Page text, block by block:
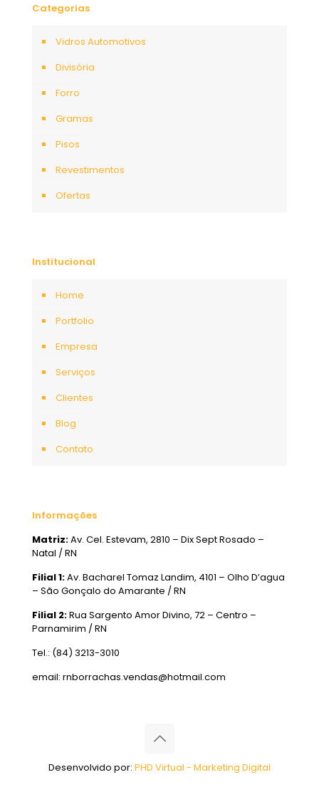
Categorias
Vidros Automotivos
Divisória
Forro
Gramas
Pisos
Revestimentos
Ofertas
Institucional
Home
Portfolio
Empresa
Serviços
Clientes
Blog
Contato
Informações
Matriz:Av. Cel. Estevam, 2810 – Dix Sept Rosado –
Natal / RN
Filial 1:Av. Bacharel Tomaz Landim, 4101 – Olho D’agua
– São Gonçalo do Amarante / RN
Filial 2:Rua Sargento Amor Divino, 72 – Centro –
Parnamirim / RN
Tel.: (84) 3213-3010
email: rnborrachas.vendas@hotmail.com
Desenvolvido por: PHD Virtual - Marketing Digital